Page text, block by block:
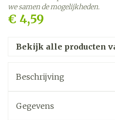
€ 4,59
we samen de mogelijkheden.
Bekijk alle producten
Beschrijving
Gegevens